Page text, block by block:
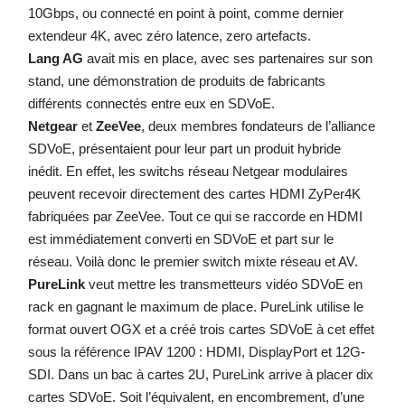
10Gbps, ou connecté en point à point, comme dernier
extendeur 4K, avec zéro latence, zero artefacts.
Lang AG avait mis en place, avec ses partenaires sur son
stand, une démonstration de produits de fabricants
différents connectés entre eux en SDVoE.
Netgearet ZeeVee, deux membres fondateurs de l’alliance
SDVoE, présentaient pour leur part un produit hybride
inédit. En effet, les switchs réseau Netgear modulaires
peuvent recevoir directement des cartes HDMI ZyPer4K
fabriquées par ZeeVee. Tout ce qui se raccorde en HDMI
est immédiatement converti en SDVoE et part sur le
réseau. Voilà donc le premier switch mixte réseau et AV.
PureLinkveut mettre les transmetteurs vidéo SDVoE en
rack en gagnant le maximum de place. PureLink utilise le
format ouvert OGX et a créé trois cartes SDVoE à cet effet
sous la référence IPAV 1200 : HDMI, DisplayPort et 12G-
SDI. Dans un bac à cartes 2U, PureLink arrive à placer dix
cartes SDVoE. Soit l’équivalent, en encombrement, d’une